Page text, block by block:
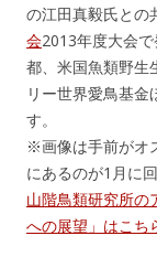
の江田真毅氏との
会2013年度大会
都、米国魚類野生
リー世界愛鳥基金
す。
※画像は手前がオ
にあるのが1月に
山階鳥類研究所の
への展望」はこち